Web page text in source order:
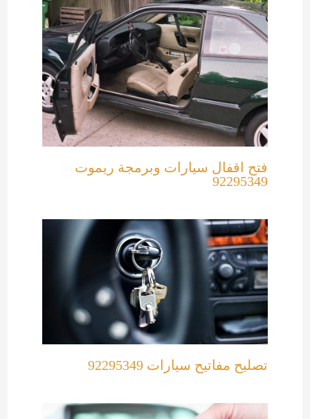
فتح اقفال سيارات وبرمجة ريموت
92295349
تصليح مفاتيح سيارات 92295349